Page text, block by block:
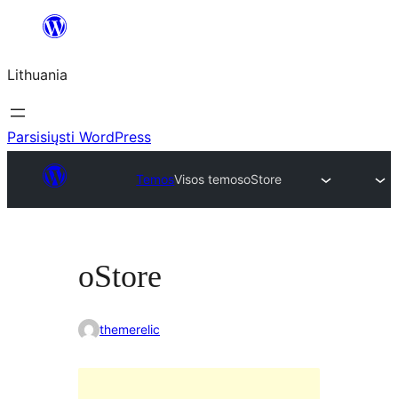
turinio
Lithuania
Parsisiųsti WordPress
TemosVisos temosoStore
oStore
themerelic